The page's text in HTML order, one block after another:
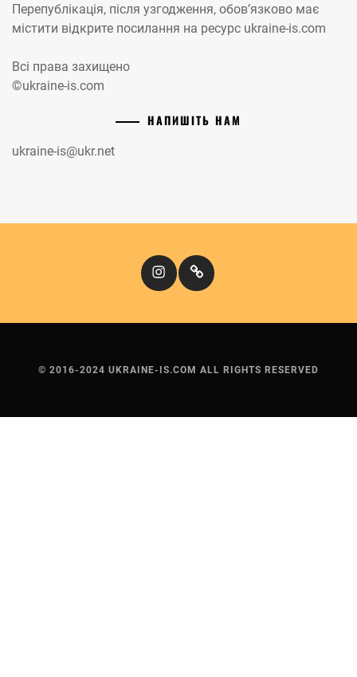
Перепублікація, після узгодження, обов’язково має
містити відкрите посилання на ресурс ukraine-is.com
Всі права захищено
©ukraine-is.com
НАПИШІТЬ НАМ
ukraine-is@ukr.net
InstagramКіномандри
© 2016-2024 UKRAINE-IS.COM ALL RIGHTS RESERVED